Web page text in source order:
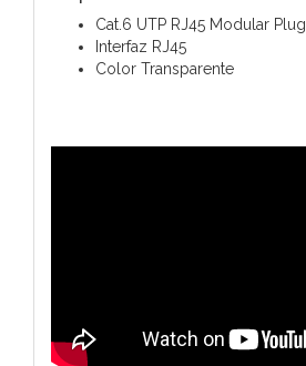
Cat.6 UTP RJ45 Modular Plug
Interfaz RJ45
Color Transparente